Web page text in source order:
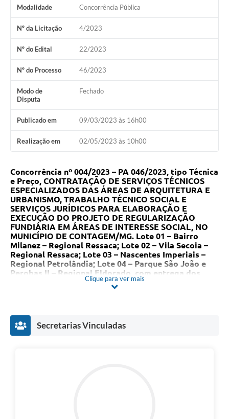
Modalidade Concorrência Pública
Nº da Licitação 4/2023
Nº do Edital 22/2023
Nº do Processo 46/2023
Modo de
Disputa
Fechado
Publicado em 09/03/2023 às 16h00
Realização em 02/05/2023 às 10h00
Concorrência nº 004/2023 – PA 046/2023, tipo Técnica
e Preço, CONTRATAÇÃO DE SERVIÇOS TÉCNICOS
ESPECIALIZADOS DAS ÁREAS DE ARQUITETURA E
URBANISMO, TRABALHO TÉCNICO SOCIAL E
SERVIÇOS JURÍDICOS PARA ELABORAÇÃO E
EXECUÇÃO DO PROJETO DE REGULARIZAÇÃO
FUNDIÁRIA EM ÁREAS DE INTERESSE SOCIAL, NO
MUNICÍPIO DE CONTAGEM/MG. Lote 01 – Bairro
Milanez – Regional Ressaca; Lote 02 – Vila Secoia –
Regional Ressaca; Lote 03 – Nascentes Imperiais –
Regional Petrolândia; Lote 04 – Parque São João e
Perobas II – Regional Eldorado
, com entrega dos
envelopes de documentação e propostas
(nove horas e trinta minutos) do dia 02 (dois) de
EDITAL E ANEXOS
Clique para ver mais
Secretarias Vinculadas